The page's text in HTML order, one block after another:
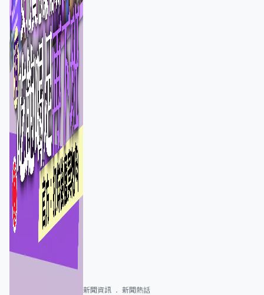
新聞資訊 新聞熱話